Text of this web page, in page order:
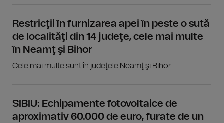
Restricţii în furnizarea apei în peste o sută
de localităţi din 14 judeţe, cele mai multe
în Neamţ şi Bihor
Cele mai multe sunt în judeţele Neamţ şi Bihor.
SIBIU: Echipamente fotovoltaice de
aproximativ 60.000 de euro, furate de un